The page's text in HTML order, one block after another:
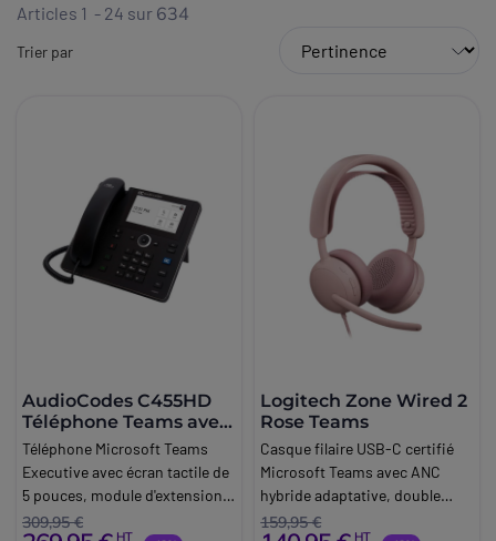
Articles 1 - 24 sur 634
Trier par
AudioCodes C455HD
Téléphone Teams avec
écran tactile
Téléphone Microsoft Teams
Executive avec écran tactile de
5 pouces, module d'extension
en option, prise en charge Wifi
309,95 €
HT
Logitech Zone Wired 2
Rose Teams
Casque filaire USB-C certifié
Microsoft Teams avec ANC
hybride adaptative, double
micro IA et conception
159,95 €
HT